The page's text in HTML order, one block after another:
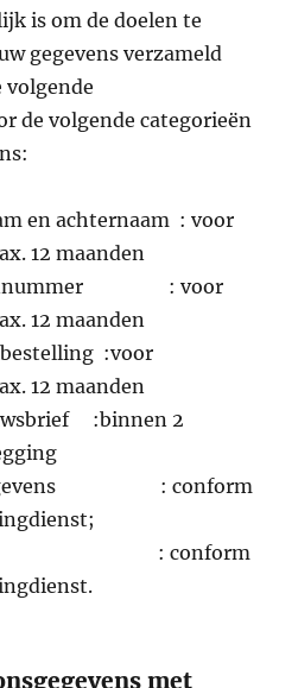
is om de doelen te
gegevens verzameld
volgende
de volgende categorieën
en achternaam : voor
12 maanden
: voor
12 maanden
:voor
12 maanden
:binnen 2
: conform
: conform
met